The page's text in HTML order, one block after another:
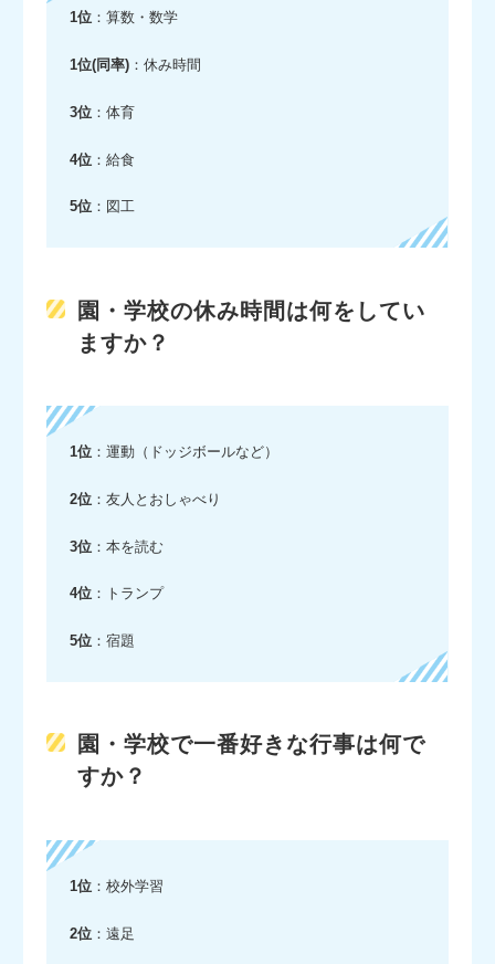
1位 ：算数・数学
1位(同率) ：休み時間
3位 ：体育
4位 ：給食
5位 ：図工
園・学校の休み時間は何をしてい
ますか？
1位 ：運動（ドッジボールなど）
2位 ：友人とおしゃべり
3位 ：本を読む
4位 ：トランプ
5位 ：宿題
園・学校で一番好きな行事は何で
すか？
1位 ：校外学習
2位 ：遠足